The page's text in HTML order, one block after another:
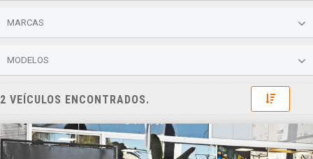
MARCAS
MODELOS
2 VEÍCULOS ENCONTRADOS. Toggle